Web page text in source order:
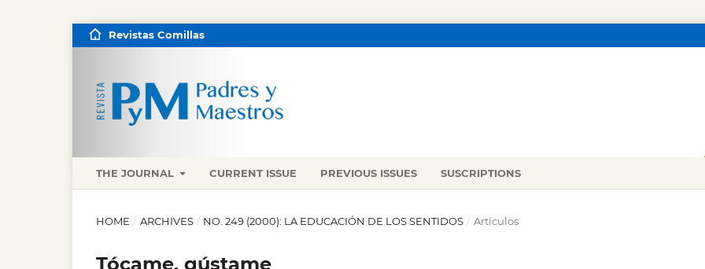
THE JOURNAL CURRENT ISSUE PREVIOUS ISSUES SUSCRIPTIONS
Revistas Comillas
HOME / ARCHIVES / NO. 249 (2000): LA EDUCACIÓN DE LOS SENTIDOS / Artículos
Tócame, gústame